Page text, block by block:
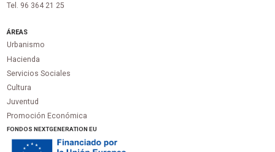
Tel. 96 364 21 25
ÁREAS
Urbanismo
Hacienda
Servicios Sociales
Cultura
Juventud
Promoción Económica
FONDOS NEXTGENERATION EU